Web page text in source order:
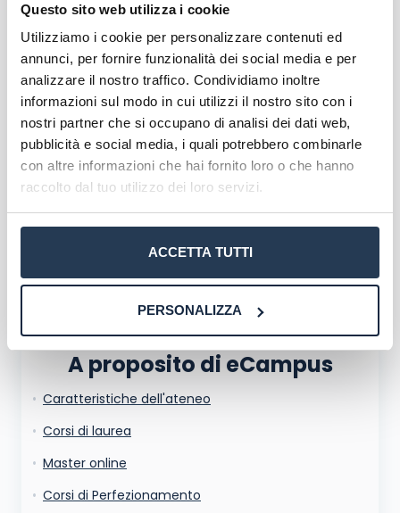
Questo sito web utilizza i cookie
Utilizziamo i cookie per personalizzare contenuti ed
annunci, per fornire funzionalità dei social media e per
analizzare il nostro traffico. Condividiamo inoltre
informazioni sul modo in cui utilizzi il nostro sito con i
nostri partner che si occupano di analisi dei dati web,
pubblicità e social media, i quali potrebbero combinarle
con altre informazioni che hai fornito loro o che hanno
raccolto dal tuo utilizzo dei loro servizi.
ACCETTA TUTTI
PERSONALIZZA
comodamente da casa.
Scopri l'offerta formativa
Corsi di Laurea eCampus
Master eCampus
Corsi formazione eCampus
La tua email sarà utilizzata per comunicarti se qualcuno risponde al tuo commento
dallainformativa privacy. Pubblicando questo commento dai il consenso affinché un
cookie salvi i tuoi dati (nome, email) per il prossimo commento.
Ho letto e acconsento l'
Acconsento all'uso dei miei dati da parte di terzi per
finalità di marketing diretto con modalità
conferma e pubblica
A proposito di eCampus
Caratteristiche dell'ateneo
Corsi di laurea
Master online
Corsi di Perfezionamento